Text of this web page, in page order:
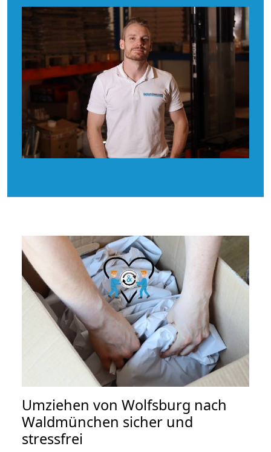
Umziehen von Wolfsburg nach
Waldmünchen sicher und
stressfrei